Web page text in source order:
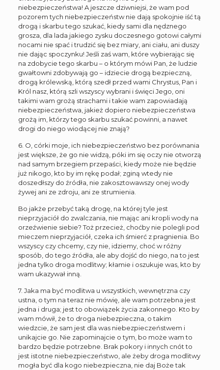
niebezpieczeństwa! A jeszcze dziwniejsi, że wam pod
pozorem tych niebezpieczeństw nie dają spokojnie iść tą
drogą i skarbu tego szukać, kiedy sami dla nędznego
grosza, dla lada jakiego zysku doczesnego gotowi całymi
nocami nie spać i trudzić się bez miary, ani ciału, ani duszy
nie dając spoczynku! Jeśli zaś wam, które wybierając się
na zdobycie tego skarbu – o którym mówi Pan, że ludzie
gwałtowni zdobywają go – idziecie drogą bezpieczną,
drogą królewską, którą szedł przed wami Chrystus, Pan i
Król nasz, którą szli wszyscy wybrani i święci Jego, oni
takimi wam grożą strachami i takie wam zapowiadają
niebezpieczeństwa, jakież dopiero niebezpieczeństwa
grożą im, którzy tego skarbu szukać powinni, a nawet
drogi do niego wiodącej nie znają?
6. O, córki moje, ich niebezpieczeństwo bez porównania
jest większe, że go nie widzą, póki im się oczy nie otworzą
nad samym brzegiem przepaści, kiedy może nie będzie
już nikogo, kto by im rękę podał; zginą wtedy nie
doszedłszy do źródła, nie zakosztowawszy onej wody
żywej ani ze zdroju, ani ze strumienia.
Bo jakże przebyć taką drogę, na której tyle jest
nieprzyjaciół do zwalczania, nie mając ani kropli wody na
orzeźwienie siebie? Toż przecież, choćby nie polegli pod
mieczem nieprzyjaciół, czeka ich śmierć z pragnienia. Bo
wszyscy czy chcemy, czy nie, idziemy, choć w różny
sposób, do tego źródła, ale aby dojść do niego, na to jest
jedna tylko droga modlitwy; kłamie i oszukuje was, kto by
wam ukazywał inną.
7. Jaka ma być modlitwa u wszystkich, wewnętrzna czy
ustna, o tym na teraz nie mówię, ale wam potrzebna jest
jedna i druga; jest to obowiązek życia zakonnego. Kto by
wam mówił, że to droga niebezpieczna, o takim
wiedzcie, że sam jest dla was niebezpieczeństwem i
unikajcie go. Nie zapominajcie o tym, bo może wam to
bardzo będzie potrzebne. Brak pokory i innych cnót to
jest istotne niebezpieczeństwo, ale żeby droga modlitwy
mogła być dla kogo niebezpieczna, nie daj Boże tak